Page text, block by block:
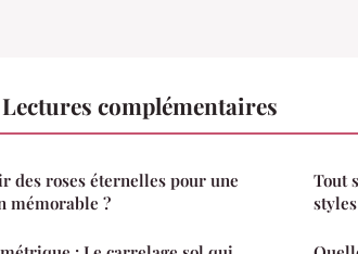
complémentaires
des roses éternelles pour une
mémorable ?
Tout
styles